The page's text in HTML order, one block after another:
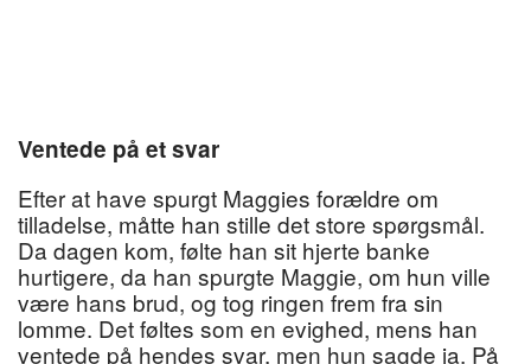
Ventede på et svar
Efter at have spurgt Maggies forældre om
tilladelse, måtte han stille det store spørgsmål.
Da dagen kom, følte han sit hjerte banke
hurtigere, da han spurgte Maggie, om hun ville
være hans brud, og tog ringen frem fra sin
lomme. Det føltes som en evighed, mens han
ventede på hendes svar, men hun sagde ja. På